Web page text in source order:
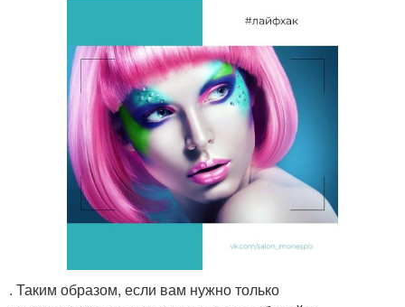
. Таким образом, если вам нужно только